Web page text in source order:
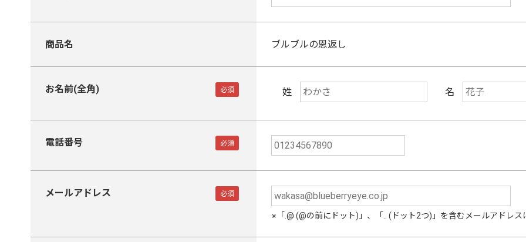
商品名 ブルブルの恩返し
お名前(全角) 姓 名
電話番号
メールアドレス
※「.@ (@の前にドット)」、「.. (ドット2つ)」を含むメールアドレ